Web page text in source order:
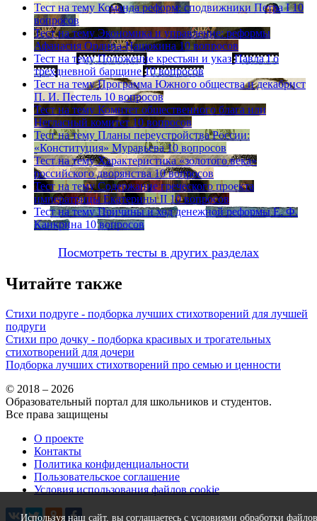
Тест на тему Команда реформ: сподвижники Петра I 10
вопросов
Тест на тему Экономика и управление: реформы
Афанасия Ордина-Нащокина 10 вопросов
Тест на тему Положение крестьян и указ Павла I о
трехдневной барщине 10 вопросов
Тест на тему Программа Южного общества и декабрист
П. И. Пестель 10 вопросов
Тест на тему Комитет общественного блага или
Негласный комитет 10 вопросов
Тест на тему Планы переустройства России:
«Конституция» Муравьева 10 вопросов
Тест на тему Характеристика «золотого века»
российского дворянства 10 вопросов
Тест на тему Содержание греческого проекта
императрицы Екатерины II 10 вопросов
Тест на тему Причины и ход денежной реформы Е. Ф.
Канкрина 10 вопросов
Посмотреть тесты в других разделах
Читайте также
Стихи подруге - подборка лучших стихотворений для лучшей
подруги
Стихи про дочку - подборка красивых и трогательных
стихотворений для дочери
Подборка лучших стихотворений про семью и ценности
Используя наш сайт, вы соглашаетесь с условиями обработки файлов
© 2018 – 2026
Образовательный портал для школьников и студентов.
Все права защищены
О проекте
Контакты
Политика конфиденциальности
Пользовательское соглашение
Условия использования файлов cookie